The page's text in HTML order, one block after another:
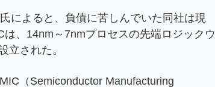
よると、負債に苦しんでいた同社は現
、14nm～7nmプロセスの先端ロジックウ
立された。
（Semiconductor Manufacturing